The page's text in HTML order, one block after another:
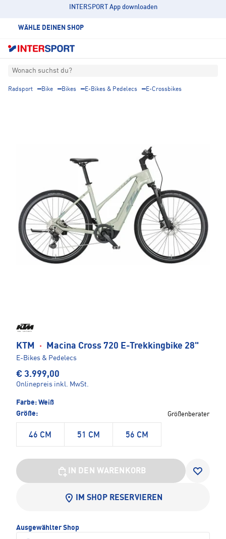
INTERSPORT App downloaden
WÄHLE DEINEN SHOP
Wonach suchst du?
Radsport Bike Bikes E-Bikes & Pedelecs E-Crossbikes
KTM · Macina Cross 720 E-Trekkingbike 28"
E-Bikes & Pedelecs
€ 3.999,00
Onlinepreis inkl. MwSt.
Farbe: Weiß
Größe:
Größenberater
46 CM 51 CM 56 CM
IN DEN WARENKORB
IM SHOP RESERVIEREN
Ausgewählter Shop